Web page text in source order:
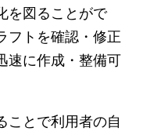
を図ることがで
フトを確認・修正
速に作成・整備可
ことで利用者の自